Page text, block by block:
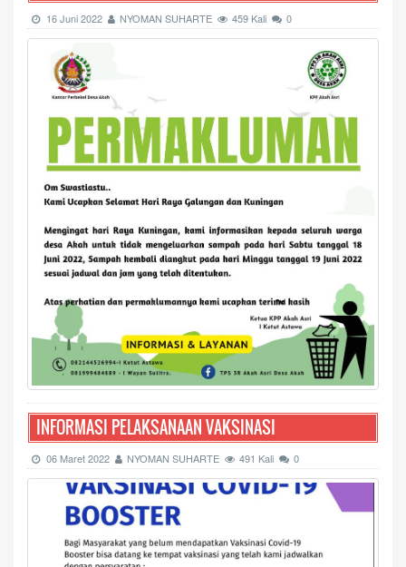
16 Juni 2022 NYOMAN SUHARTE 459 Kali 0
INFORMASI PELAKSANAAN VAKSINASI
06 Maret 2022 NYOMAN SUHARTE 491 Kali 0